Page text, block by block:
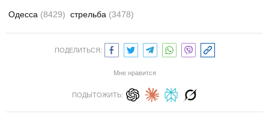
Одесса (8429) стрельба (3478)
ПОДЕЛИТЬСЯ:
Мне нравится
ПОДЫТОЖИТЬ: